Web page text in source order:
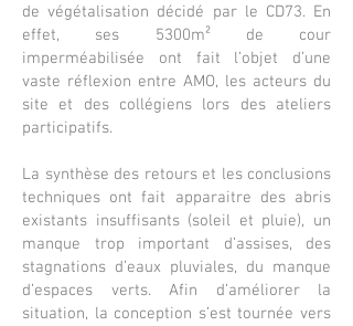
de végétalisation décidé par le CD73. En
effet, ses 5300m² de cour
imperméabilisée ont fait l’objet d’une
vaste réflexion entre AMO, les acteurs du
site et des collégiens lors des ateliers
participatifs.
La synthèse des retours et les conclusions
techniques ont fait apparaitre des abris
existants insuffisants (soleil et pluie), un
manque trop important d’assises, des
stagnations d’eaux pluviales, du manque
d’espaces verts. Afin d’améliorer la
situation, la conception s’est tournée vers